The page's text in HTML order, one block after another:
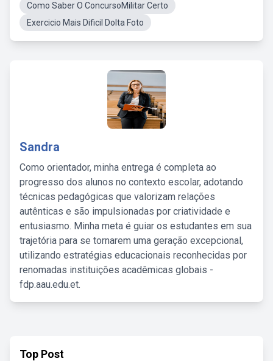
Como Saber O ConcursoMilitar Certo
Exercicio Mais Dificil DoIta Foto
Sandra
Como orientador, minha entrega é completa ao
progresso dos alunos no contexto escolar, adotando
técnicas pedagógicas que valorizam relações
autênticas e são impulsionadas por criatividade e
entusiasmo. Minha meta é guiar os estudantes em sua
trajetória para se tornarem uma geração excepcional,
utilizando estratégias educacionais reconhecidas por
renomadas instituições acadêmicas globais -
fdp.aau.edu.et.
Top Post